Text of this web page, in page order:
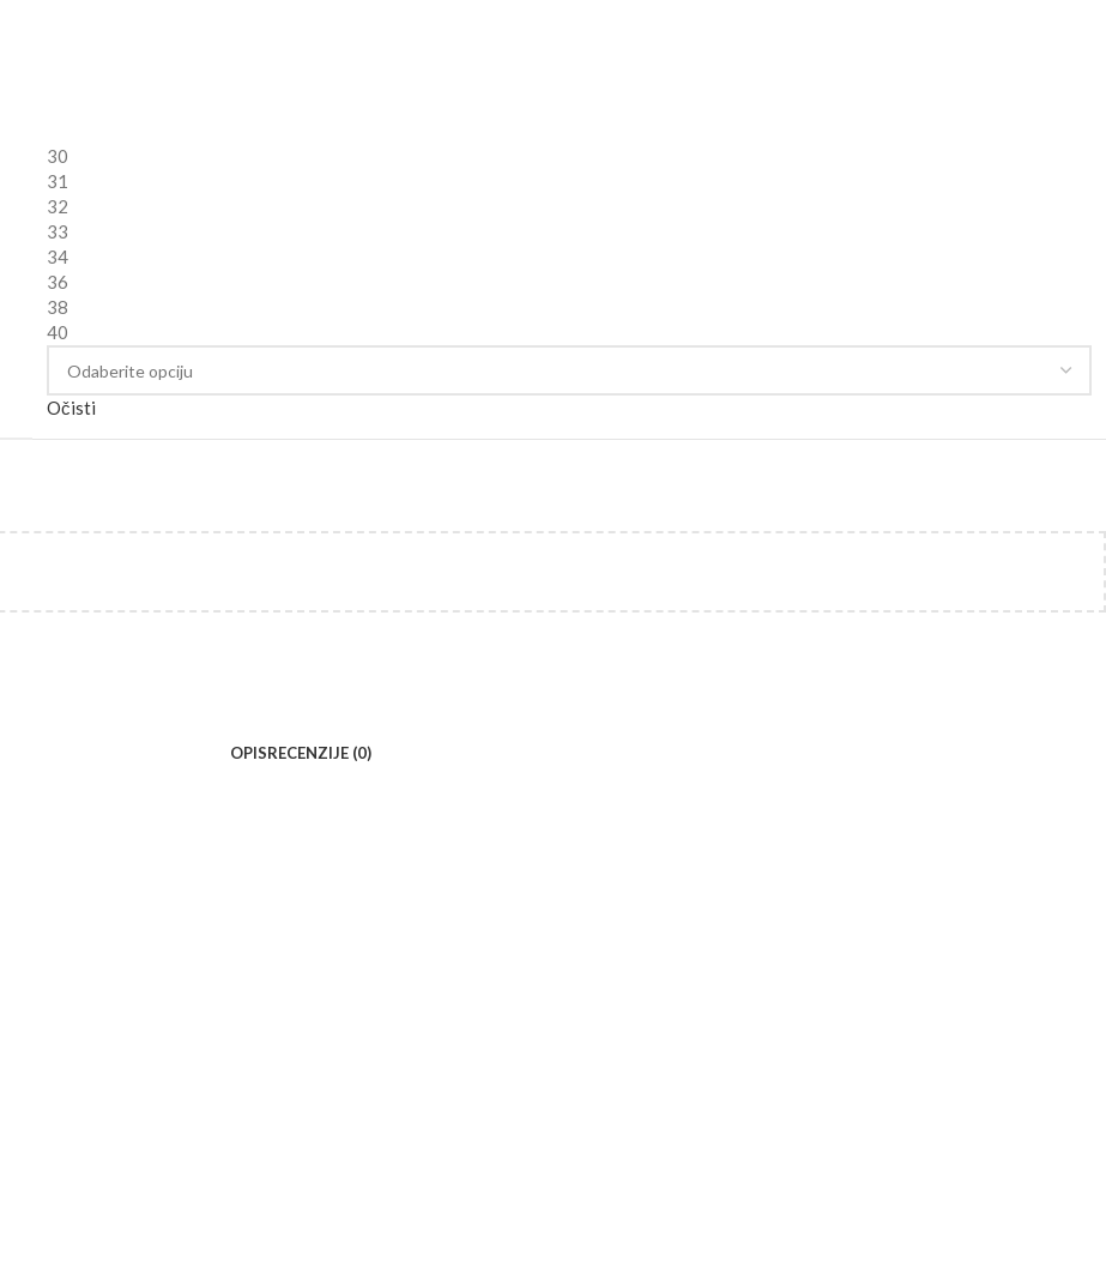
30
31
32
33
34
36
38
40
Očisti
OPISRECENZIJE (0)